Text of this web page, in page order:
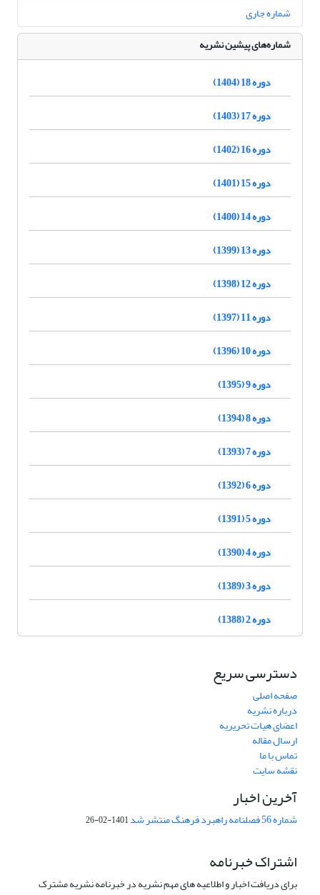
شماره جاری
شماره‌های پیشین نشریه
دوره 18 (1404)
دوره 17 (1403)
دوره 16 (1402)
دوره 15 (1401)
دوره 14 (1400)
دوره 13 (1399)
دوره 12 (1398)
دوره 11 (1397)
دوره 10 (1396)
دوره 9 (1395)
دوره 8 (1394)
دوره 7 (1393)
دوره 6 (1392)
دوره 5 (1391)
دوره 4 (1390)
دوره 3 (1389)
دوره 2 (1388)
دسترسی سریع
صفحه اصلی
درباره نشریه
اعضای هیات تحریریه
ارسال مقاله
تماس با ما
نقشه سایت
آخرین اخبار
شماره 56 فصلنامه راهبرد فرهنگ منتشر شد 1401-02-26
اشتراک خبرنامه
برای دریافت اخبار و اطلاعیه های مهم نشریه در خبرنامه نشریه مشترک